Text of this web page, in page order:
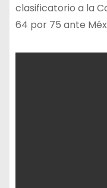
clasificatorio a la
64 por 75 ante